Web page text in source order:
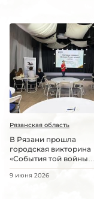
Рязанская область
В Рязани прошла
городская викторина
«События той
9 июня 2026